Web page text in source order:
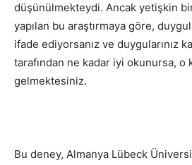
düşünülmekteydi. Ancak yetişkin
yapılan bu araştırmaya göre,
ifade ediyorsanız ve duygularınız
tarafından ne kadar iyi okunursa, o
gelmektesiniz.
Bu deney, Almanya Lübeck